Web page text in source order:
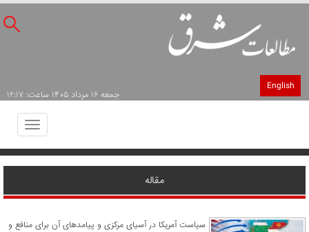
English
جمعه ۱۶ مرداد ۱۴۰۵ ساعت: ۱۲:۱۷
Toggle
مقاله
سیاست آمریکا در آسیای مرکزی و پیامدهای آن برای منافع و